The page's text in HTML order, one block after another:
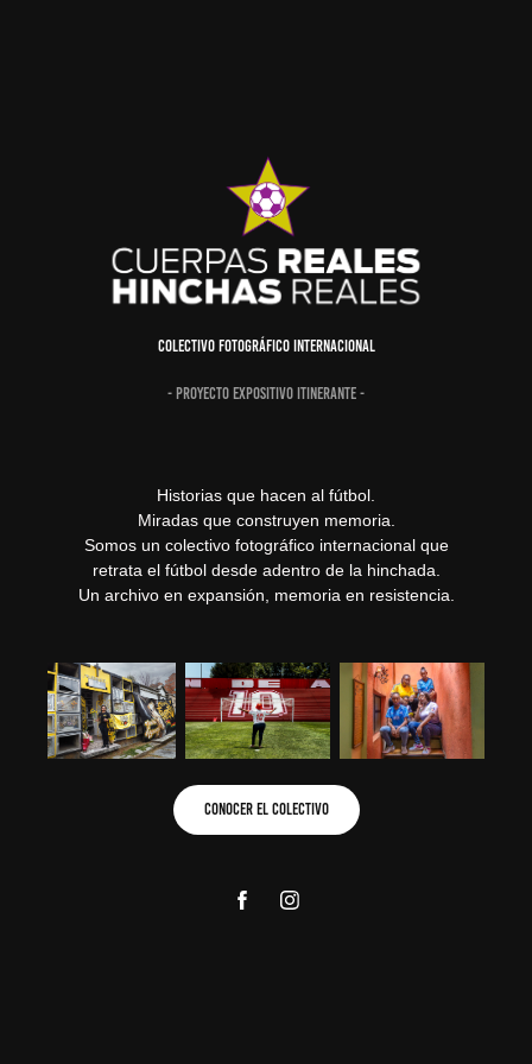
Colectivo Fotográfico Internacional
- Proyecto expositivo itinerante -
Historias que hacen al fútbol.
Miradas que construyen memoria.
Somos un colectivo fotográfico internacional que
retrata el fútbol desde adentro de la hinchada.
Un archivo en expansión, memoria en resistencia.
Conocer el Colectivo